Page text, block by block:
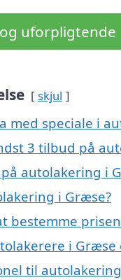
uforpligtende
skjul
med speciale i
3 tilbud på
autolakering i
i Græse?
bestemme
i
til